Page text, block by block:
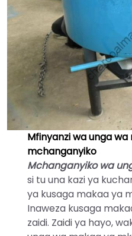
Mfinyanzi wa unga
mchanganyiko
Mchanganyiko wa
si tu una kazi ya
ya kusaga makaa ya
Inaweza kusaga
zaidi. Zaidi ya hayo,